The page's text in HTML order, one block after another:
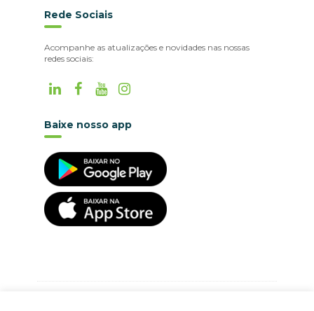
Rede Sociais
Acompanhe as atualizações e novidades nas nossas
redes sociais:
Baixe nosso app